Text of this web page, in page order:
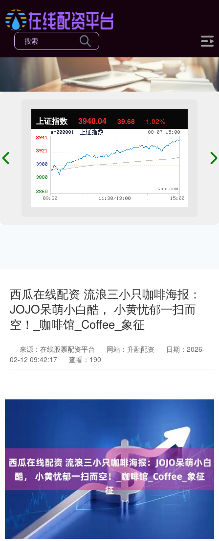
上证指数 3940.04 39.68 1.02%
西瓜在线配资 流浪三小只咖啡海报：
JOJO呆萌小白酷， 小黄忧郁一扫而
空！_咖啡馆_Coffee_象征
来源：在线股票配资平台 网站：升融配资
日期：2026-
02-12 09:42:17
查看：190